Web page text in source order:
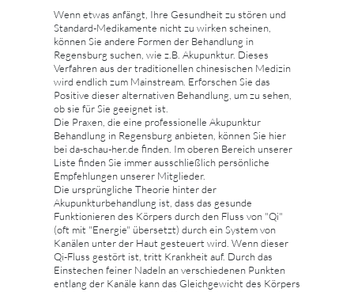
Wenn etwas anfängt, Ihre Gesundheit zu stören und
Standard-Medikamente nicht zu wirken scheinen,
können Sie andere Formen der Behandlung in
Regensburg suchen, wie z.B. Akupunktur. Dieses
Verfahren aus der traditionellen chinesischen Medizin
wird endlich zum Mainstream. Erforschen Sie das
Positive dieser alternativen Behandlung, um zu sehen,
ob sie für Sie geeignet ist.
Die Praxen, die eine professionelle Akupunktur
Behandlung in Regensburg anbieten, können Sie hier
bei da-schau-her.de finden. Im oberen Bereich unserer
Liste finden Sie immer ausschließlich persönliche
Empfehlungen unserer Mitglieder.
Die ursprüngliche Theorie hinter der
Akupunkturbehandlung ist, dass das gesunde
Funktionieren des Körpers durch den Fluss von "Qi"
(oft mit "Energie" übersetzt) durch ein System von
Kanälen unter der Haut gesteuert wird. Wenn dieser
Qi-Fluss gestört ist, tritt Krankheit auf. Durch das
Einstechen feiner Nadeln an verschiedenen Punkten
entlang der Kanäle kann das Gleichgewicht des Körpers